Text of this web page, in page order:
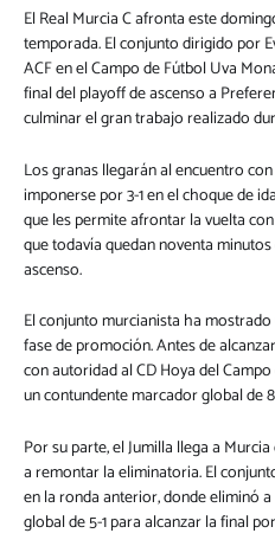
El Real Murcia C afronta este
temporada. El conjunto dirigido por
ACF en el Campo de Fútbol Uva
final del playoff de ascenso a
culminar el gran trabajo realizado
Los granas llegarán al encuentro
imponerse por 3-1 en el choque de
que les permite afrontar la vuelta
que todavía quedan noventa
ascenso.
El conjunto murcianista ha
fase de promoción. Antes de
con autoridad al CD Hoya del
un contundente marcador global de
Por su parte, el Jumilla llega a
a remontar la eliminatoria. El
en la ronda anterior, donde eliminó
global de 5-1 para alcanzar la final